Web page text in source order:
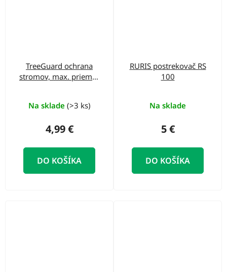
TreeGuard ochrana
stromov, max. priemer
Na sklade (>3 ks)
4,99 €
DO KOŠÍKA
RURIS postrekovač RS
100
Na sklade
5 €
DO KOŠÍKA